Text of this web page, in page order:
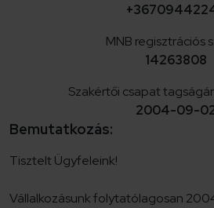
MNB regisztrációs
14263808
Szakértői csapat
2004-09-
Bemutatkozás:
Tisztelt Ügyfeleink!
Vállalkozásunk folytatólagosan